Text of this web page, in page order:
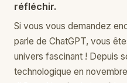
réfléchir.
Si vous vous demandez
parle de ChatGPT, vous
univers fascinant ! Depuis
technologique en